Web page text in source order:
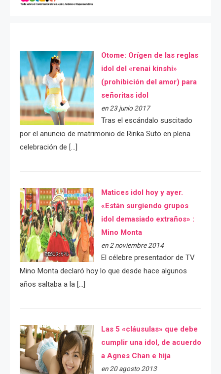
Otome: Orígen de las reglas
idol del «renai kinshi»
(prohibición del amor) para
señoritas idol
en 23 junio 2017
Tras el escándalo suscitado
por el anuncio de matrimonio de Ririka Suto en plena
celebración de […]
Matices idol hoy y ayer.
«Están surgiendo grupos
idol demasiado extraños» :
Mino Monta
en 2 noviembre 2014
El célebre presentador de TV
Mino Monta declaró hoy lo que desde hace algunos
años saltaba a la […]
Las 5 «cláusulas» que debe
cumplir una idol, de acuerdo
a Agnes Chan e hija
en 20 agosto 2013